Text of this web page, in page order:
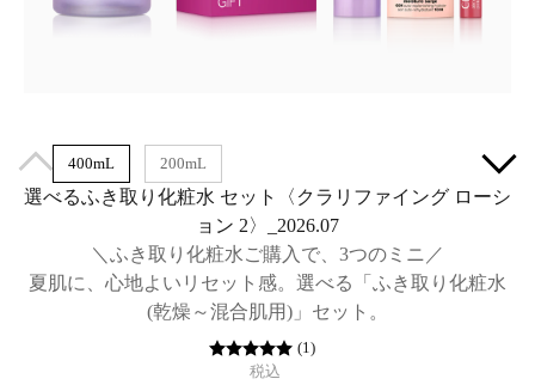
400mL 200mL
選べるふき取り化粧水 セット〈クラリファイング ローシ
ョン 2〉_2026.07
＼ふき取り化粧水ご購入で、3つのミニ／
夏肌に、心地よいリセット感。選べる「ふき取り化粧水
(乾燥～混合肌用)」セット。
(1)
税込